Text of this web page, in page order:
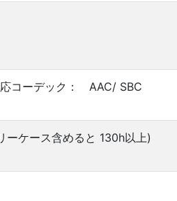
ーデック： AAC/ SBC
ーケース含めると 130h以上)